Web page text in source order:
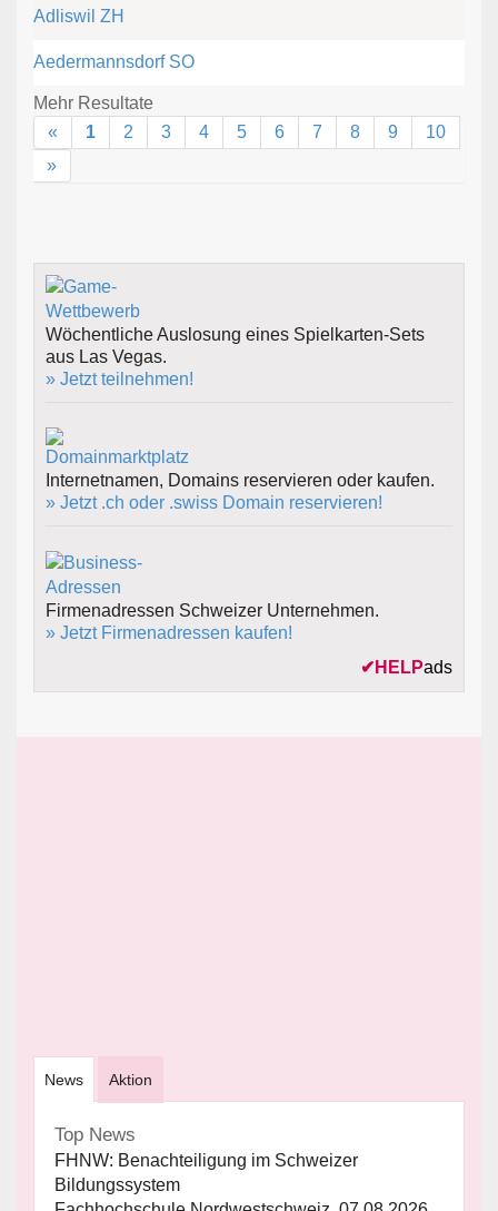
Adliswil ZH
Aedermannsdorf SO
Mehr Resultate
«
1 2 3 4 5 6 7 8 9
10
»
Wöchentliche Auslosung eines Spielkarten-Sets
aus Las Vegas.
» Jetzt teilnehmen!
Internetnamen, Domains reservieren oder kaufen.
» Jetzt .ch oder .swiss Domain reservieren!
Firmenadressen Schweizer Unternehmen.
» Jetzt Firmenadressen kaufen!
✔ HELPads
News Aktion
Top News
FHNW: Benachteiligung im Schweizer
Bildungssystem